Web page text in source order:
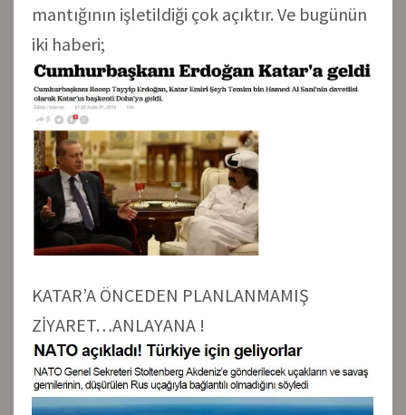
mantığının işletildiği çok açıktır. Ve bugünün
iki haberi;
KATAR’A ÖNCEDEN PLANLANMAMIŞ
ZİYARET…ANLAYANA !